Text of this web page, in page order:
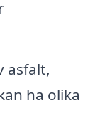
asfalt,
ha olika